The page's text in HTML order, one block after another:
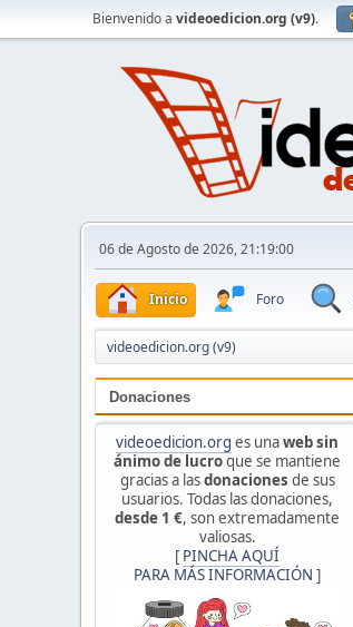
Bienvenido a videoedicion.org (v9).
06 de Agosto de 2026, 21:19:00
Inicio Foro
videoedicion.org (v9)
Donaciones
videoedicion.org es unaweb sin
ánimo de lucroque se mantiene
gracias a lasdonaciones de sus
usuarios. Todas las donaciones,
desde 1 €, son extremadamente
valiosas.
[ PINCHA AQUÍ
PARA MÁS INFORMACIÓN ]